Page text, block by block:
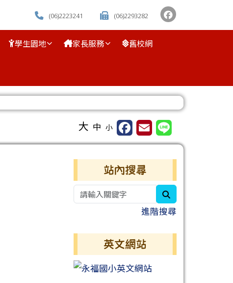
(06)2223241 (06)2293282
學生園地 家長服務 舊校網
大 中 小
右邊區域內容
站內搜尋
進階搜尋
英文網站